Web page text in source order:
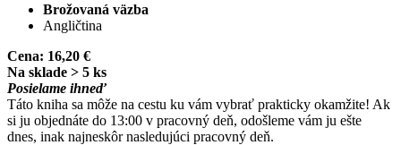
Brožovaná väzba
Angličtina
Cena: 16,20 €
Na sklade > 5 ks
Posielame ihneď
Táto kniha sa môže na cestu ku vám vybrať prakticky okamžite! Ak
si ju objednáte do 13:00 v pracovný deň, odošleme vám ju ešte
dnes, inak najneskôr nasledujúci pracovný deň.